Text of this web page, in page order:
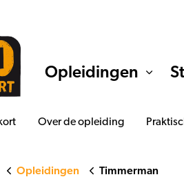
Opleidingen
Over de opleiding
Opleidingen Timmerman